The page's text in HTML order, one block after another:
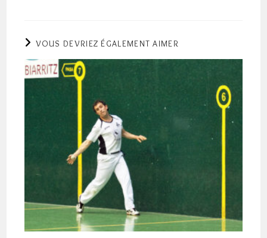
VOUS DEVRIEZ ÉGALEMENT AIMER